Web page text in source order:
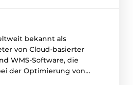
bekannt als
von Cloud-basierter
WMS-Software, die
der Optimierung von